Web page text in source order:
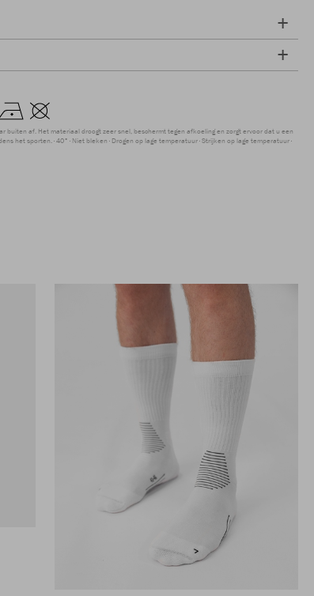
buiten af. Het materiaal droogt zeer snel, beschermt tegen afkoeling en zorgt ervoor dat u een
het sporten. 40° Niet bleken Drogen op lage temperatuur Strijken op lage temperatuur